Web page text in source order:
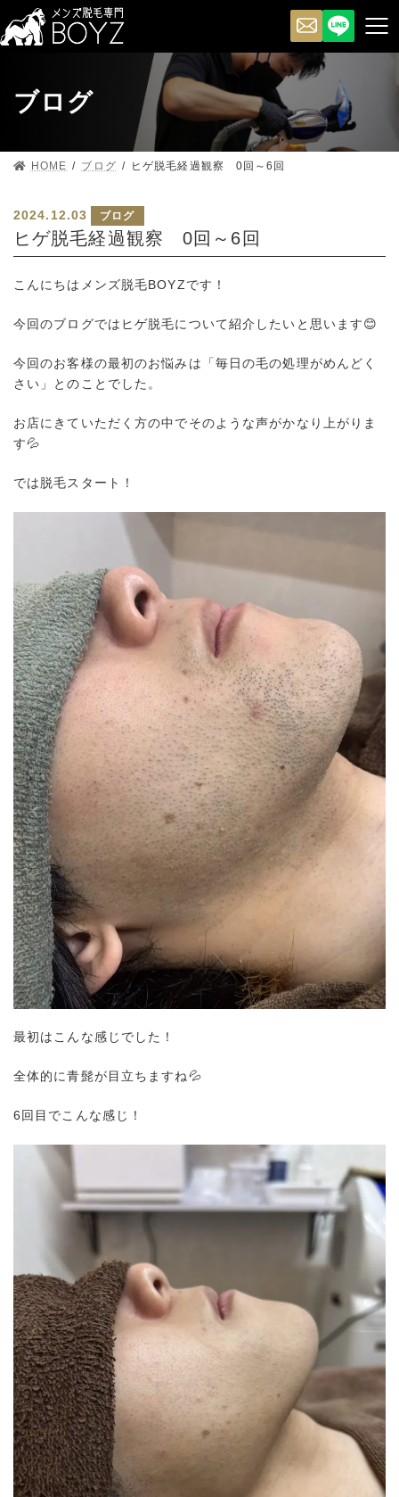
ブログ
HOME ブログ ヒゲ脱毛経過観察 0回～6回
2024.12.03 ブログ
ヒゲ脱毛経過観察 0回～6回
こんにちはメンズ脱毛BOYZです！
今回のブログではヒゲ脱毛について紹介したいと思います😊
今回のお客様の最初のお悩みは「毎日の毛の処理がめんどく
さい」とのことでした。
お店にきていただく方の中でそのような声がかなり上がりま
す💦
では脱毛スタート！
最初はこんな感じでした！
全体的に青髭が目立ちますね💦
6回目でこんな感じ！